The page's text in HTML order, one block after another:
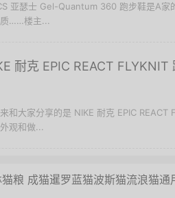
亚瑟士 Gel-Quantum 360 跑步鞋是A家
……楼主...
耐克 EPIC REACT FLYKNIT
和大家分享的是 NIKE 耐克 EPIC
观和做...
粮 成猫暹罗蓝猫波斯猫流浪猫